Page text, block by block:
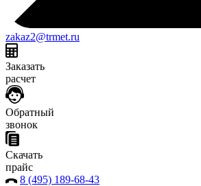
zakaz2@trmet.ru
Заказать
расчет
Обратный
звонок
Скачать
прайс
8 (495) 189-68-43